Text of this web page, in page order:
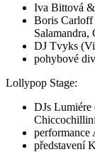
Iva Bittová
Boris Carloff
Salamandra,
DJ Tvyks
pohybové
Lollypop Stage:
DJs
performance
představení